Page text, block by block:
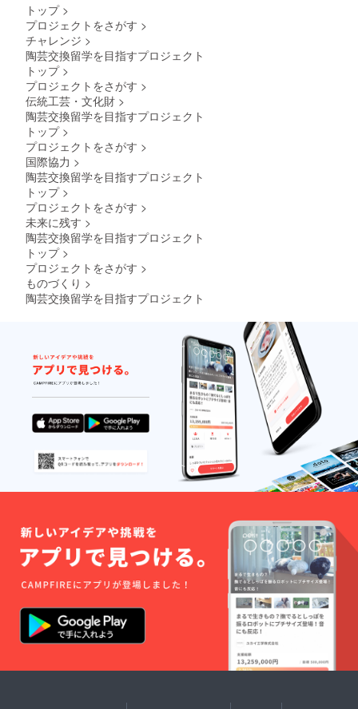
トップ >
プロジェクトをさがす >
チャレンジ >
陶芸交換留学を目指すプロジェクト
トップ >
プロジェクトをさがす >
伝統工芸・文化財 >
陶芸交換留学を目指すプロジェクト
トップ >
プロジェクトをさがす >
国際協力 >
陶芸交換留学を目指すプロジェクト
トップ >
プロジェクトをさがす >
未来に残す >
陶芸交換留学を目指すプロジェクト
トップ >
プロジェクトをさがす >
ものづくり >
陶芸交換留学を目指すプロジェクト